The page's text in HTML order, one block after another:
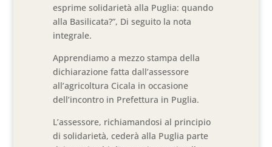
esprime solidarietà alla Puglia: quando
alla Basilicata?”, Di seguito la nota
integrale.
Apprendiamo a mezzo stampa della
dichiarazione fatta dall’assessore
all’agricoltura Cicala in occasione
dell’incontro in Prefettura in Puglia.
L’assessore, richiamandosi al principio
di solidarietà, cederà alla Puglia parte